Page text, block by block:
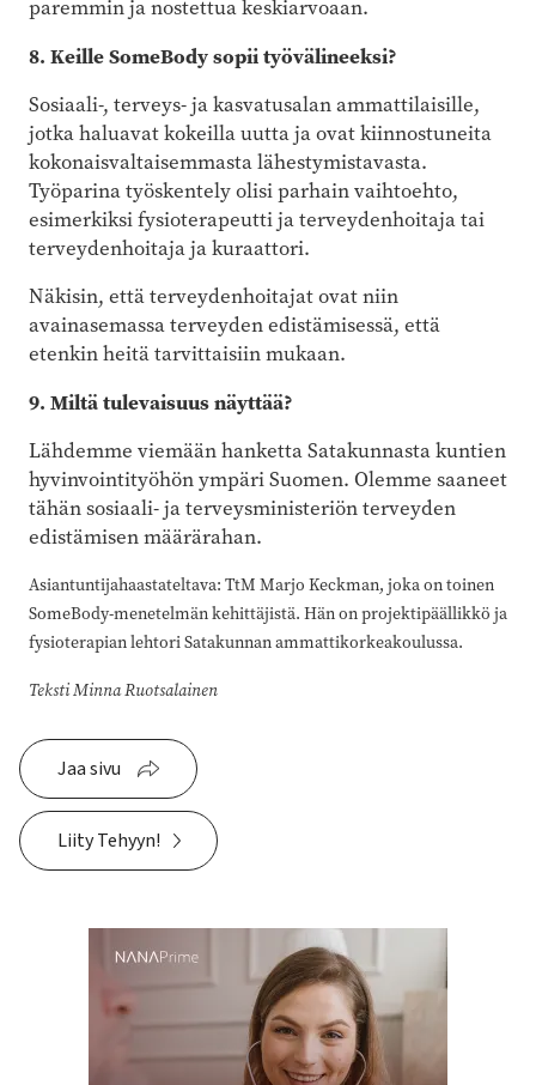
paremmin ja nostettua keskiarvoaan.
8. Keille SomeBody sopii työvälineeksi?
Sosiaali-, terveys- ja kasvatusalan ammattilaisille,
jotka haluavat kokeilla uutta ja ovat kiinnostuneita
kokonaisvaltaisemmasta lähestymistavasta.
Työparina työskentely olisi parhain vaihtoehto,
esimerkiksi fysioterapeutti ja terveydenhoitaja tai
terveydenhoitaja ja kuraattori.
Näkisin, että terveydenhoitajat ovat niin
avainasemassa terveyden edistämisessä, että
etenkin heitä tarvittaisiin mukaan.
9. Miltä tulevaisuus näyttää?
Lähdemme viemään hanketta Satakunnasta kuntien
hyvinvointityöhön ympäri Suomen. Olemme saaneet
tähän sosiaali- ja terveysministeriön terveyden
edistämisen määrärahan.
Asiantuntijahaastateltava: TtM Marjo Keckman, joka on toinen
SomeBody-menetelmän kehittäjistä. Hän on projektipäällikkö ja
fysioterapian lehtori Satakunnan ammattikorkeakoulussa.
Teksti Minna Ruotsalainen
Jaa sivu
Liity Tehyyn!